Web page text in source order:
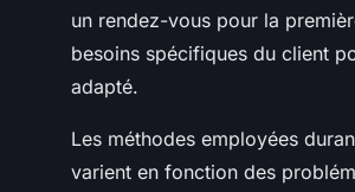
un rendez-vous pour la
besoins spécifiques du client
adapté.
Les méthodes employées
varient en fonction des